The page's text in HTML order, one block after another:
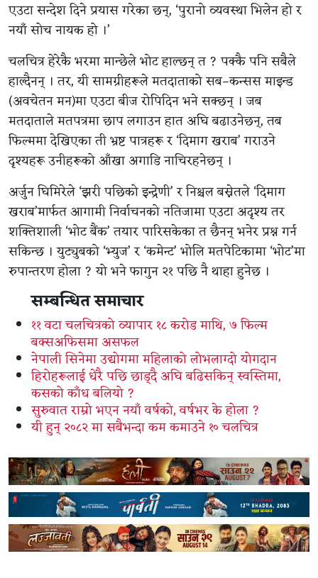
एउटा सन्देश दिने प्रयास गरेका छन्, ‘पुरानो व्यवस्था भिलेन हो र
नयाँ सोच नायक हो ।’
चलचित्र हेरेकै भरमा मान्छेले भोट हाल्छन् त ? पक्कै पनि सबैले
हाल्दैनन् । तर, यी सामग्रीहरूले मतदाताको सब–कन्सस माइन्ड
(अवचेतन मन)मा एउटा बीज रोपिदिन भने सक्छन् । जब
मतदाताले मतपत्रमा छाप लगाउन हात अघि बढाउनेछन्, तब
फिल्ममा देखिएका ती भ्रष्ट पात्रहरू र ‘दिमाग खराब’ गराउने
दृश्यहरू उनीहरूको आँखा अगाडि नाचिरहनेछन् ।
अर्जुन घिमिरेले ‘झरी पछिको इन्द्रेणी’ र निश्चल बस्नेतले ‘दिमाग
खराब’मार्फत आगामी निर्वाचनको नतिजामा एउटा अदृश्य तर
शक्तिशाली ‘भोट बैंक’ तयार पारिसकेका त छैनन् भनेर प्रश्न गर्न
सकिन्छ । युट्युबको ‘भ्युज’ र ‘कमेन्ट’ भोलि मतपेटिकामा ‘भोट’मा
रुपान्तरण होला ? यो भने फागुन २१ पछि नै थाहा हुनेछ ।
सम्बन्धित समाचार
११ वटा चलचित्रको व्यापार १८ करोड माथि, ७ फिल्म
बक्सअफिसमा असफल
नेपाली सिनेमा उद्योगमा महिलाको लोभलाग्दो योगदान
हिरोहरूलाई धेरै पछि छाड्दै अघि बढिसकिन् स्वस्तिमा,
कसको काँध बलियो ?
सुरुवात राम्रो भएन नयाँ वर्षको, वर्षभर के होला ?
यी हुन् २०८२ मा सबैभन्दा कम कमाउने १० चलचित्र